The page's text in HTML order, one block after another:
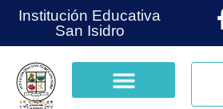
Institución Educativa
San Isidro